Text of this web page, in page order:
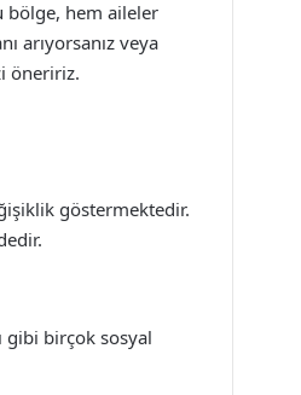
bölge, hem aileler
arıyorsanız veya
öneririz.
göstermektedir.
gibi birçok sosyal